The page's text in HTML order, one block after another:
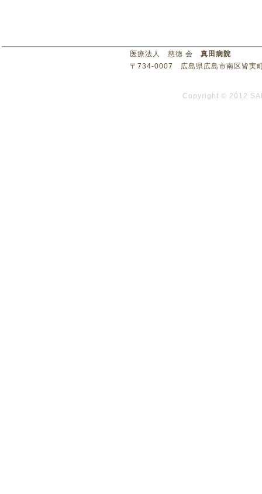
医療法人 慈徳 会 真田病院
〒734-0007 広島県広島市南区皆
Copyright © 2012